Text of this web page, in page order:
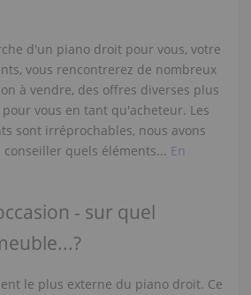
d'un piano droit pour vous, votre
vous rencontrerez de nombreux
à vendre, des offres diverses plus
vous en tant qu'acheteur. Les
sont irréprochables, nous avons
quels éléments... En
- sur quel
le plus externe du piano droit. Ce